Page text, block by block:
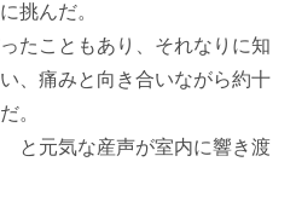
挑んだ。
たこともあり、それなりに知
、痛みと向き合いながら約十
。
元気な産声が室内に響き渡